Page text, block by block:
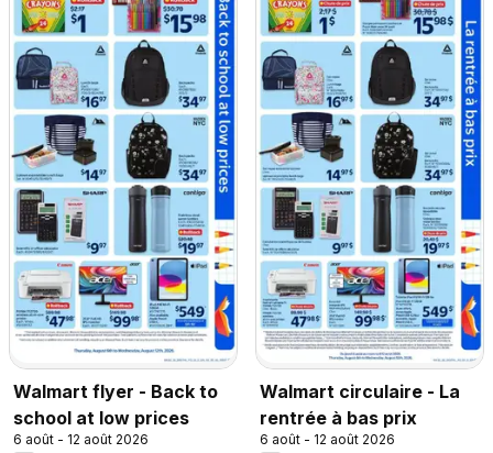
Walmart flyer - Back to
school at low prices
6 août - 12 août 2026
Walmart circulaire - La
rentrée à bas prix
6 août - 12 août 2026